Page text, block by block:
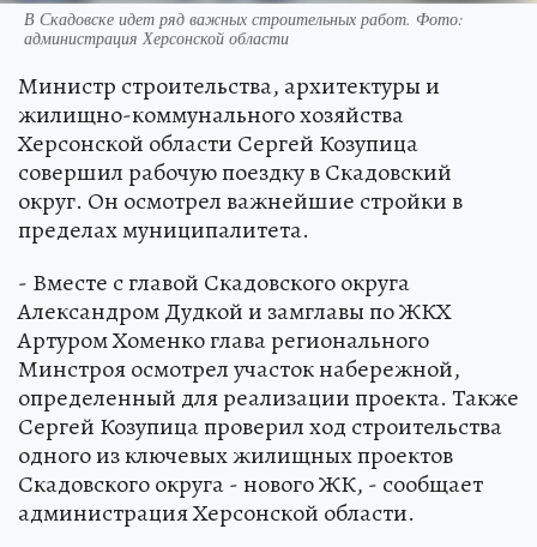
В Скадовске идет ряд важных строительных работ. Фото:
администрация Херсонской области
Министр строительства, архитектуры и
жилищно-коммунального хозяйства
Херсонской области Сергей Козупица
совершил рабочую поездку в Скадовский
округ. Он осмотрел важнейшие стройки в
пределах муниципалитета.
- Вместе с главой Скадовского округа
Александром Дудкой и замглавы по ЖКХ
Артуром Хоменко глава регионального
Минстроя осмотрел участок набережной,
определенный для реализации проекта. Также
Сергей Козупица проверил ход строительства
одного из ключевых жилищных проектов
Скадовского округа - нового ЖК, - сообщает
администрация Херсонской области.